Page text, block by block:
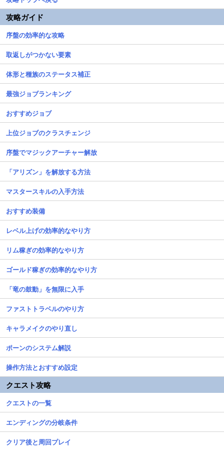
攻略ガイド
序盤の効率的な攻略
取返しがつかない要素
体形と種族のステータス補正
最強ジョブランキング
おすすめジョブ
上位ジョブのクラスチェンジ
序盤でマジックアーチャー解放
「アリズン」を解放する方法
マスタースキルの入手方法
おすすめ装備
レベル上げの効率的なやり方
リム稼ぎの効率的なやり方
ゴールド稼ぎの効率的なやり方
「竜の鼓動」を無限に入手
ファストトラベルのやり方
キャラメイクのやり直し
ポーンのシステム解説
操作方法とおすすめ設定
クエスト攻略
クエストの一覧
エンディングの分岐条件
クリア後と周回プレイ